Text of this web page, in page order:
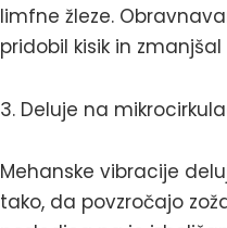
limfne žleze.
pridobil kisik in
3. Deluje na
Mehanske vibracije
tako, da povzročajo